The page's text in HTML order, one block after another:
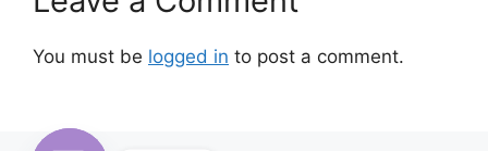
You must be logged in to post a comment.